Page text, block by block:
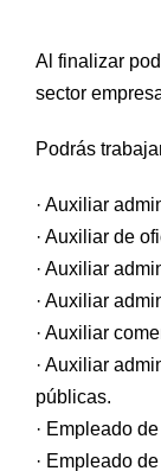
Al finalizar
sector
Podrás
· Auxiliar
· Auxiliar de
· Auxiliar
· Auxiliar
· Auxiliar
· Auxiliar
públicas.
· Empleado
· Empleado